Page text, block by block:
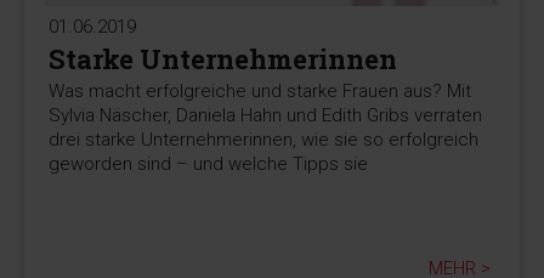
01.06.2019
Starke Unternehmerinnen
Was macht erfolgreiche und starke Frauen aus? Mit
Sylvia Näscher, Daniela Hahn und Edith Gribs verraten
drei starke Unternehmerinnen, wie sie so erfolgreich
geworden sind – und welche Tipps sie
MEHR >